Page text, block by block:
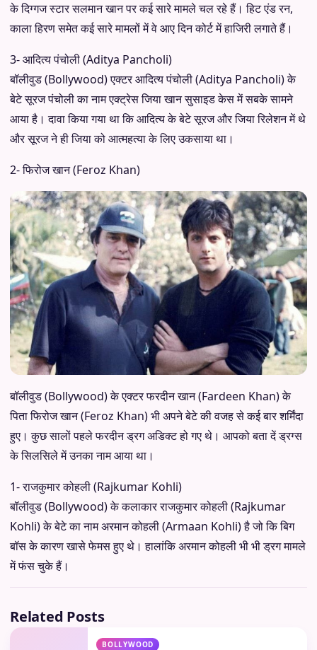
के दिग्गज स्टार सलमान खान पर कई सारे मामले चल रहे हैं। हिट एंड रन,
काला हिरण समेत कई सारे मामलों में वे आए दिन कोर्ट में हाजिरी लगाते हैं।
3- आदित्य पंचोली (Aditya Pancholi)
बॉलीवुड (Bollywood) एक्टर आदित्य पंचोली (Aditya Pancholi) के
बेटे सूरज पंचोली का नाम एक्ट्रेस जिया खान सुसाइड केस में सबके सामने
आया है। दावा किया गया था कि आदित्य के बेटे सूरज और जिया रिलेशन में थे
और सूरज ने ही जिया को आत्महत्या के लिए उकसाया था।
2- फिरोज खान (Feroz Khan)
बॉलीवुड (Bollywood) के एक्टर फरदीन खान (Fardeen Khan) के
पिता फिरोज खान (Feroz Khan) भी अपने बेटे की वजह से कई बार शर्मिंदा
हुए। कुछ सालों पहले फरदीन ड्रग अडिक्ट हो गए थे। आपको बता दें ड्रग्स
के सिलसिले में उनका नाम आया था।
1- राजकुमार कोहली (Rajkumar Kohli)
बॉलीवुड (Bollywood) के कलाकार राजकुमार कोहली (Rajkumar
Kohli) के बेटे का नाम अरमान कोहली (Armaan Kohli) है जो कि बिग
बॉस के कारण खासे फेमस हुए थे। हालांकि अरमान कोहली भी भी ड्रग मामले
में फंस चुके हैं।
Related Posts
BOLLYWOOD